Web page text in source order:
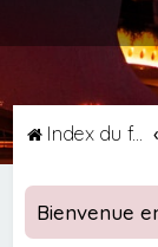
Index du forum
Bienvenue